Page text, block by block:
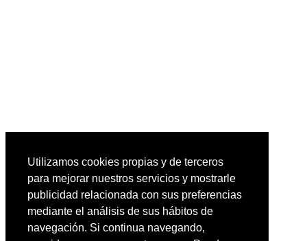
Utilizamos cookies propias y de terceros
para mejorar nuestros servicios y mostrarle
publicidad relacionada con sus preferencias
mediante el análisis de sus hábitos de
navegación. Si continua navegando,